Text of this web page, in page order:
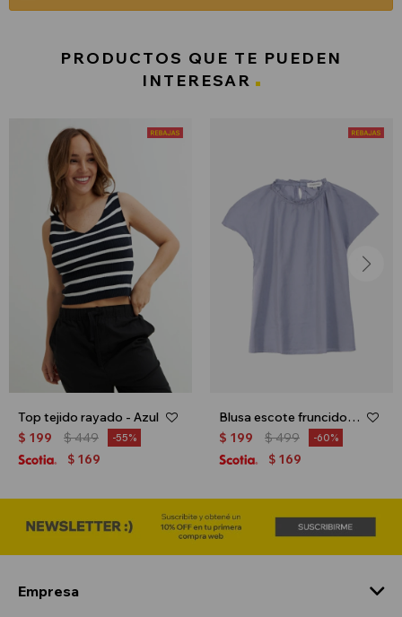
PRODUCTOS QUE TE PUEDEN
INTERESAR
Top tejido rayado - Azul
$ 199 $449 55
$ 169
Blusa escote fruncido - Celeste
$ 199 $499 60
$ 169
Empresa